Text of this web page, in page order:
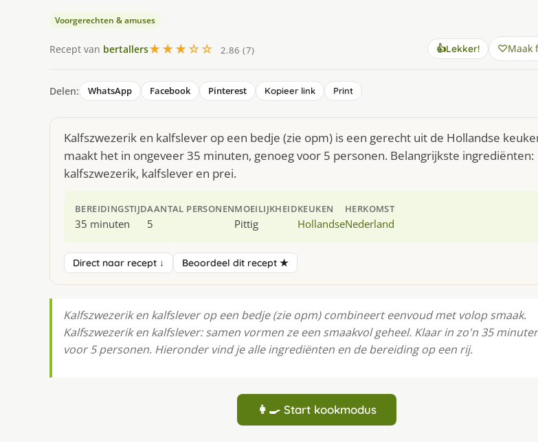
Voorgerechten & amuses
Recept van bertallers★★★☆☆ 2.86 (7) 👍Lekker! Maak
Delen: WhatsApp Facebook Pinterest Kopieer link Print
Kalfszwezerik en kalfslever op een bedje (zie opm) is een gerecht uit de Hollandse
maakt het in ongeveer 35 minuten, genoeg voor 5 personen. Belangrijkste ingrediënten:
kalfszwezerik, kalfslever en prei.
BEREIDINGSTIJD
35 minuten
AANTAL PERSONEN
5
MOEILIJKHEID
Pittig
KEUKEN
Hollandse
HERKOMST
Nederland
Direct naar recept ↓ Beoordeel dit recept ★
Kalfszwezerik en kalfslever op een bedje (zie opm) combineert eenvoud met volop smaak.
Kalfszwezerik en kalfslever: samen vormen ze een smaakvol geheel. Klaar in zo'n 35
voor 5 personen. Hieronder vind je alle ingrediënten en de bereiding op een rij.
👩‍🍳 Start kookmodus